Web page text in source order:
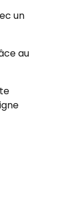
un
au